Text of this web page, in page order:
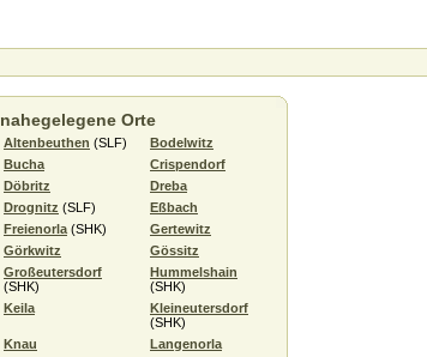
nahegelegene Orte
Altenbeuthen (SLF)
Bodelwitz
Bucha
Crispendorf
Döbritz
Dreba
Drognitz (SLF)
Eßbach
Freienorla (SHK)
Gertewitz
Görkwitz
Gössitz
Großeutersdorf
(SHK)
Hummelshain
(SHK)
Keila
Kleineutersdorf
(SHK)
Knau
Langenorla